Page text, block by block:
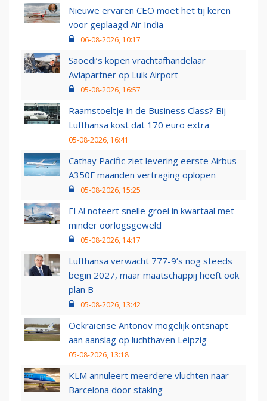
Nieuwe ervaren CEO moet het tij keren
voor geplaagd Air India
06-08-2026, 10:17
Saoedi’s kopen vrachtafhandelaar
Aviapartner op Luik Airport
05-08-2026, 16:57
Raamstoeltje in de Business Class? Bij
Lufthansa kost dat 170 euro extra
05-08-2026, 16:41
Cathay Pacific ziet levering eerste Airbus
A350F maanden vertraging oplopen
05-08-2026, 15:25
El Al noteert snelle groei in kwartaal met
minder oorlogsgeweld
05-08-2026, 14:17
Lufthansa verwacht 777-9’s nog steeds
begin 2027, maar maatschappij heeft ook
plan B
05-08-2026, 13:42
Oekraïense Antonov mogelijk ontsnapt
aan aanslag op luchthaven Leipzig
05-08-2026, 13:18
KLM annuleert meerdere vluchten naar
Barcelona door staking